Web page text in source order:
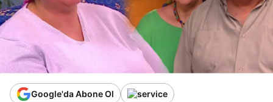
Google'da Abone Ol